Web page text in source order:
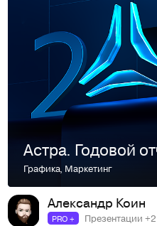
Астра. Годовой
Графика, Маркетинг
Александр Коин
PRO + Презентации +2